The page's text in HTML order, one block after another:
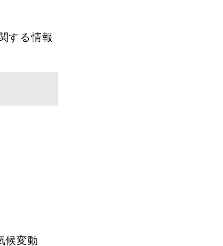
する情報
候変動